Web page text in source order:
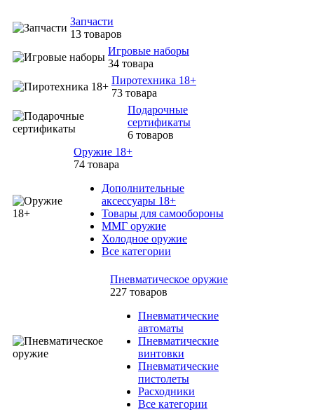
Запчасти
13 товаров
Игровые наборы
34 товара
Пиротехника 18+
73 товара
Подарочные
сертификаты
6 товаров
Оружие 18+
74 товара
Дополнительные
аксессуары 18+
Товары для самообороны
ММГ оружие
Холодное оружие
Все категории
Пневматическое оружие
227 товаров
Пневматические
автоматы
Пневматические
винтовки
Пневматические
пистолеты
Расходники
Все категории